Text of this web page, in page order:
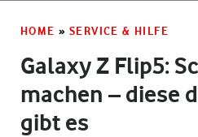
HOME » SERVICE & HILFE
Galaxy Z Flip5:
machen – diese
gibt es